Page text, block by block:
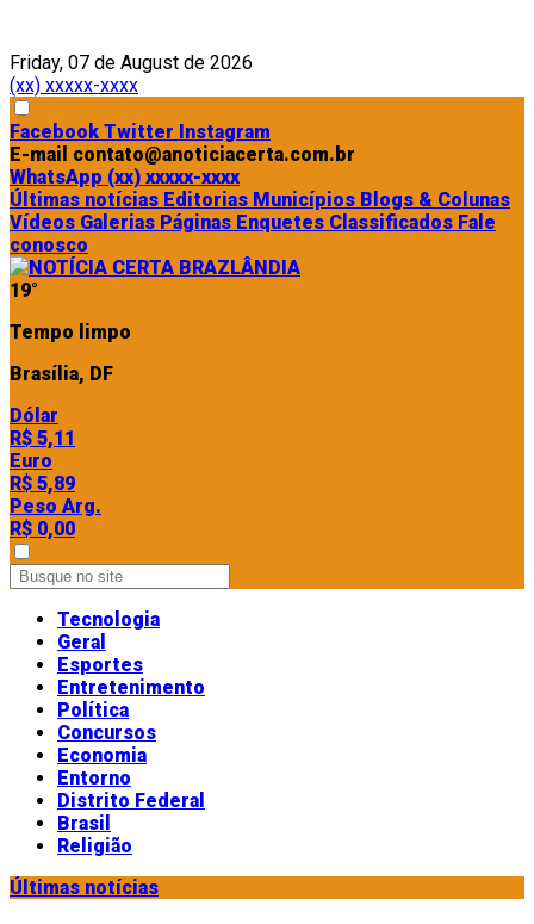
Friday, 07 de August de 2026
(xx) xxxxx-xxxx
Facebook Twitter Instagram
E-mail contato@anoticiacerta.com.br
WhatsApp (xx) xxxxx-xxxx
Últimas notícias Editorias Municípios Blogs & Colunas
Vídeos Galerias Páginas Enquetes Classificados Fale
conosco
19°
Tempo limpo
Brasília, DF
Dólar
R$ 5,11
Euro
R$ 5,89
Peso Arg.
R$ 0,00
Tecnologia
Geral
Esportes
Entretenimento
Política
Concursos
Economia
Entorno
Distrito Federal
Brasil
Religião
Últimas notícias